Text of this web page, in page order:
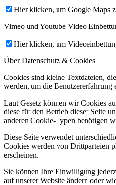
Hier klicken, um Google Maps
Vimeo und Youtube Video
Hier klicken, um
Über Datenschutz & Cookies
Cookies sind kleine Textdateien,
werden, um die Benutzererfahrung
Laut Gesetz können wir Cookies
diese für den Betrieb dieser Seite
anderen Cookie-Typen benötigen
Diese Seite verwendet
Cookies werden von Drittparteien
erscheinen.
Sie können Ihre Einwilligung
auf unserer Website ändern oder